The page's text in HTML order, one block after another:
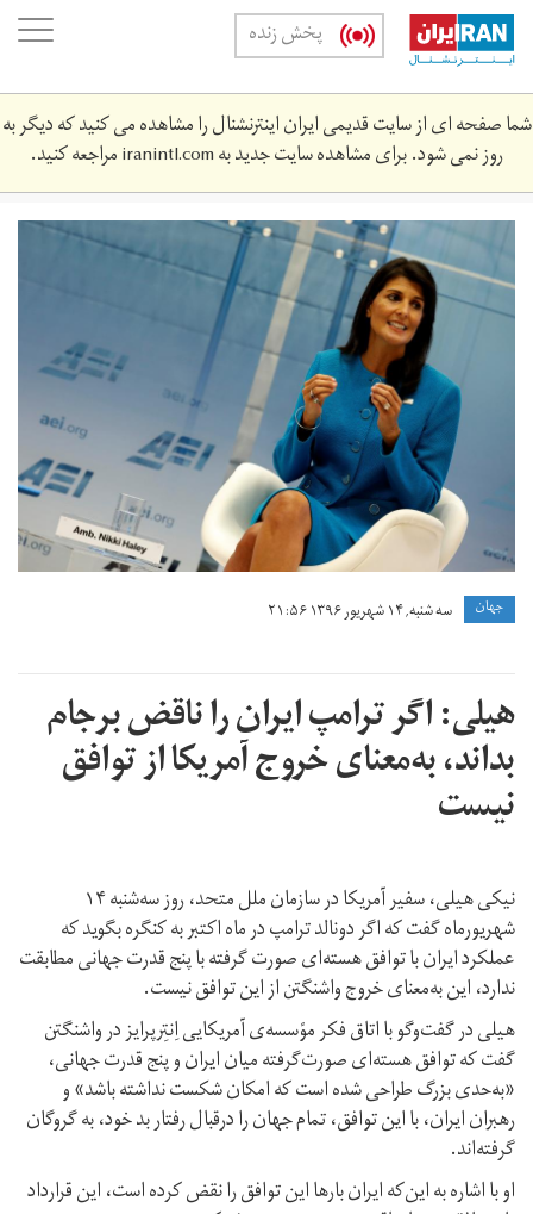
Skip
main
content
پخش زنده
شما صفحه ای از سایت قدیمی ایران اینترنشنال را مشاهده می کنید که دیگر به
روز نمی شود. برای مشاهده سایت جدید بهiranintl.comمراجعه کنید.
2017-
09-
usa.jpg
جهان سه شنبه, ۱۴ شهریور ۱۳۹۶ ۲۱:۵۶
هیلی: اگر ترامپ ایران را ناقض برجام
بداند، به‌معنای خروج آمریکا از توافق
نیست
نیکی هیلی، سفیر آمریکا در سازمان ملل متحد، روز سه‌شنبه ۱۴
شهریورماه گفت که اگر دونالد ترامپ در ماه اکتبر به کنگره بگوید که
عملکرد ایران با توافق هسته‌ای صورت گرفته با پنج قدرت جهانی مطابقت
ندارد، این به‌معنای خروج واشنگتن از این توافق نیست.
هیلی در گفت‌وگو با اتاق فکر موًسسه‌ی آمریکایی اِنتِرپرایز در واشنگتن
گفت که توافق هسته‌ای صورت‌گرفته میان ایران و پنج قدرت جهانی،
«به‌حدی بزرگ طراحی شده است که امکان شکست نداشته باشد» و
رهبران ایران، با این توافق، تمام جهان را درقبال رفتار بد خود، به گروگان
گرفته‌اند.
او با اشاره به این‌که ایران بارها این توافق را نقض کرده است، این قرارداد